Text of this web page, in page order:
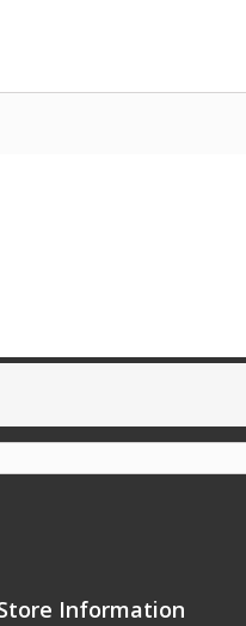
Information